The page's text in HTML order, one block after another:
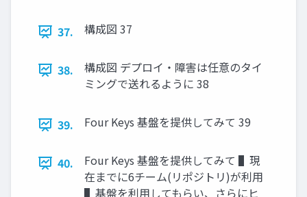
37. 構成図 37
38.
構成図 デプロイ・障害は任意のタイ
ミングで送れるように 38
39. Four Keys 基盤を提供してみて 39
40.
Four Keys 基盤を提供してみて ▌現
在までに6チーム(リポジトリ)が利⽤
▌基盤を利⽤してもらい、さらにヒ